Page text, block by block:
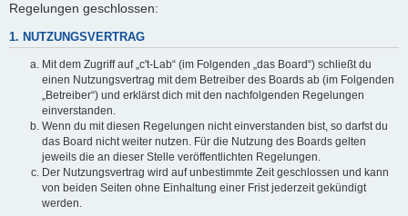
Regelungen geschlossen:
1. NUTZUNGSVERTRAG
Mit dem Zugriff auf „c't-Lab“ (im Folgenden „das Board“) schließt du
einen Nutzungsvertrag mit dem Betreiber des Boards ab (im Folgenden
„Betreiber“) und erklärst dich mit den nachfolgenden Regelungen
einverstanden.
Wenn du mit diesen Regelungen nicht einverstanden bist, so darfst du
das Board nicht weiter nutzen. Für die Nutzung des Boards gelten
jeweils die an dieser Stelle veröffentlichten Regelungen.
Der Nutzungsvertrag wird auf unbestimmte Zeit geschlossen und kann
von beiden Seiten ohne Einhaltung einer Frist jederzeit gekündigt
werden.